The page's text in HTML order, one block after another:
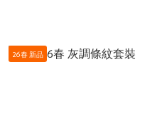
26春 新品